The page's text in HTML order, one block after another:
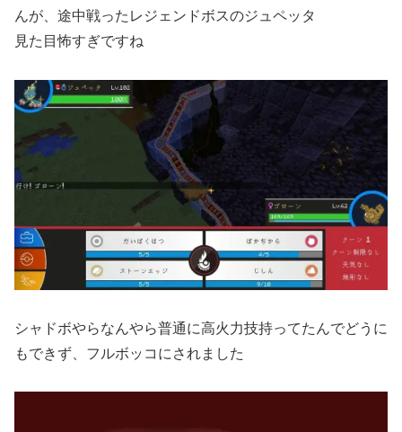
んが、途中戦ったレジェンドボスのジュペッタ
見た目怖すぎですね
シャドボやらなんやら普通に高火力技持ってたんでどうに
もできず、フルボッコにされました